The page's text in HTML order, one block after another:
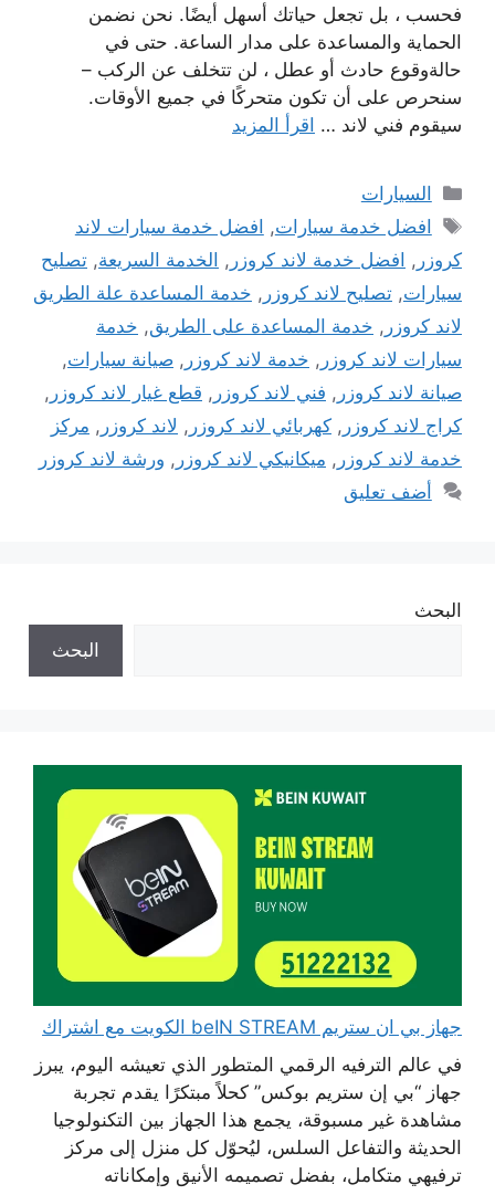
فحسب ، بل تجعل حياتك أسهل أيضًا. نحن نضمن
الحماية والمساعدة على مدار الساعة. حتى في
حالةوقوع حادث أو عطل ، لن تتخلف عن الركب –
سنحرص على أن تكون متحركًا في جميع الأوقات.
سيقوم فني لاند … اقرأ المزيد
التصنيفات
السيارات
الوسوم
افضل خدمة سيارات, افضل خدمة سيارات لاند
كروزر , افضل خدمة لاند كروزر , الخدمة السريعة, تصليح
سيارات, تصليح لاند كروزر , خدمة المساعدة علة الطريق
لاند كروزر , خدمة المساعدة على الطريق, خدمة
سيارات لاند كروزر , خدمة لاند كروزر , صيانة سيارات,
صيانة لاند كروزر , فني لاند كروزر , قطع غيار لاند كروزر ,
كراج لاند كروزر , كهربائي لاند كروزر , لاند كروزر , مركز
خدمة لاند كروزر , ميكانيكي لاند كروزر , ورشة لاند كروزر
أضف تعليق
البحث
البحث
جهاز بي ان ستريم beIN STREAM الكويت مع اشتراك
في عالم الترفيه الرقمي المتطور الذي تعيشه اليوم، يبرز
جهاز “بي إن ستريم بوكس” كحلاً مبتكرًا يقدم تجربة
مشاهدة غير مسبوقة، يجمع هذا الجهاز بين التكنولوجيا
الحديثة والتفاعل السلس، ليُحوّل كل منزل إلى مركز
ترفيهي متكامل، بفضل تصميمه الأنيق وإمكاناته